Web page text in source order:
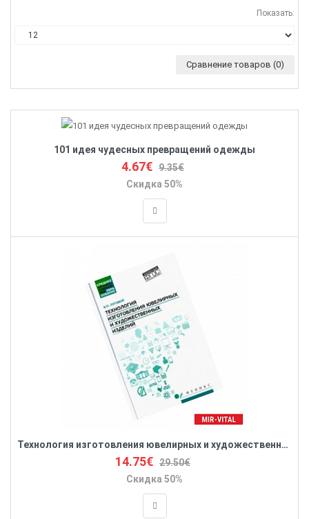
Показать:
Сравнение товаров (0)
101 идея чудесных превращений одежды
4.67€ 9.35€
Скидка 50%
Технология изготовления ювелирных и художественных изделий. Учебное пособие. ФГОС
14.75€ 29.50€
Скидка 50%